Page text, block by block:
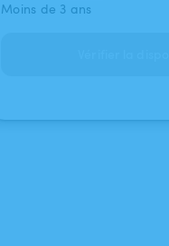
Moins de 3 ans